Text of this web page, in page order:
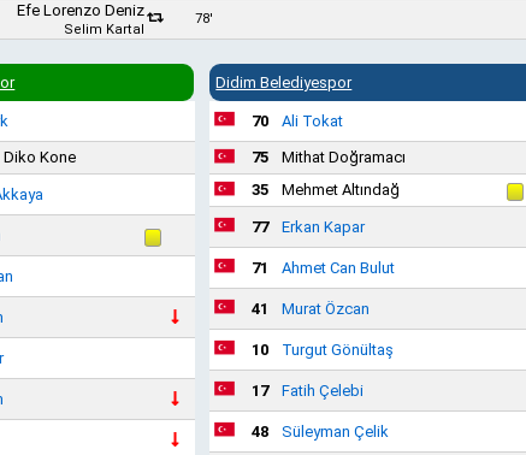
Efe Lorenzo Deniz
Selim Kartal
78'
Kone
Didim Belediyespor
70
Ali Tokat
75
Mithat Doğramacı
35
Mehmet Altındağ
77 Erkan Kapar
71 Ahmet Can Bulut
41 Murat Özcan
10 Turgut Gönültaş
17 Fatih Çelebi
48 Süleyman Çelik